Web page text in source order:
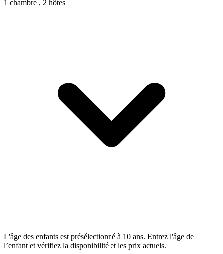
1 chambre , 2 hôtes
L'âge des enfants est présélectionné à 10 ans. Entrez l'âge de
l’enfant et vérifiez la disponibilité et les prix actuels.